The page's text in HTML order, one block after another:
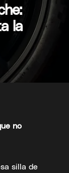
la
no
silla de